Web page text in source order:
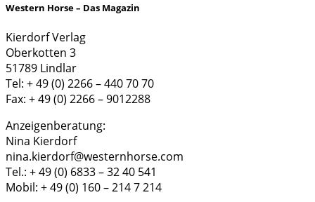
Western Horse – Das Magazin
Kierdorf Verlag
Oberkotten 3
51789 Lindlar
Tel: + 49 (0) 2266 – 440 70 70
Fax: + 49 (0) 2266 – 9012288
Anzeigenberatung:
Nina Kierdorf
nina.kierdorf@westernhorse.com
Tel.: + 49 (0) 6833 – 32 40 541
Mobil: + 49 (0) 160 – 214 7 214